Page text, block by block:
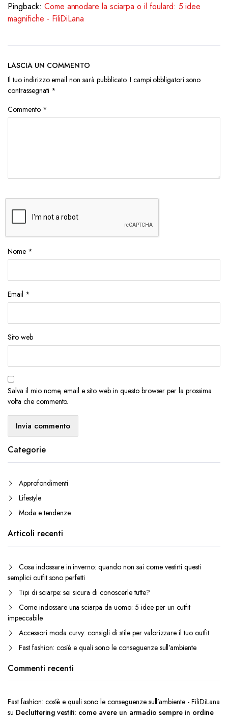
Pingback: Come annodare la sciarpa o il foulard: 5 idee
magnifiche - FiliDiLana
LASCIA UN COMMENTO
Il tuo indirizzo email non sarà pubblicato. I campi obbligatori sono
contrassegnati *
Commento *
Nome *
Email *
Sito web
Salva il mio nome, email e sito web in questo browser per la prossima
volta che commento.
Categorie
Approfondimenti
Lifestyle
Moda e tendenze
Articoli recenti
Cosa indossare in inverno: quando non sai come vestirti questi
semplici outfit sono perfetti
Tipi di sciarpe: sei sicura di conoscerle tutte?
Come indossare una sciarpa da uomo: 5 idee per un outfit
impeccabile
Accessori moda curvy: consigli di stile per valorizzare il tuo outfit
Fast fashion: cos’è e quali sono le conseguenze sull’ambiente
Commenti recenti
Fast fashion: cos’è e quali sono le conseguenze sull’ambiente - FiliDiLana
su Decluttering vestiti: come avere un armadio sempre in ordine